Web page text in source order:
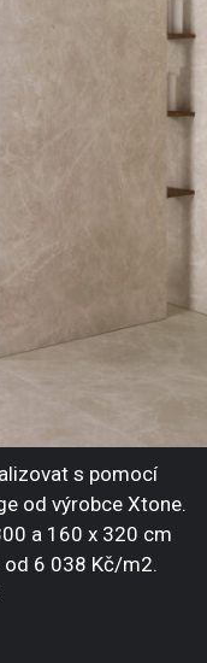
s pomocí
od výrobce Xtone.
a 160 x 320 cm
od 6 038 Kč/m2.